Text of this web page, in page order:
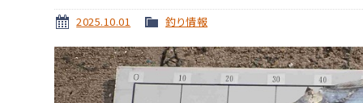
2025.10.01 釣り情報